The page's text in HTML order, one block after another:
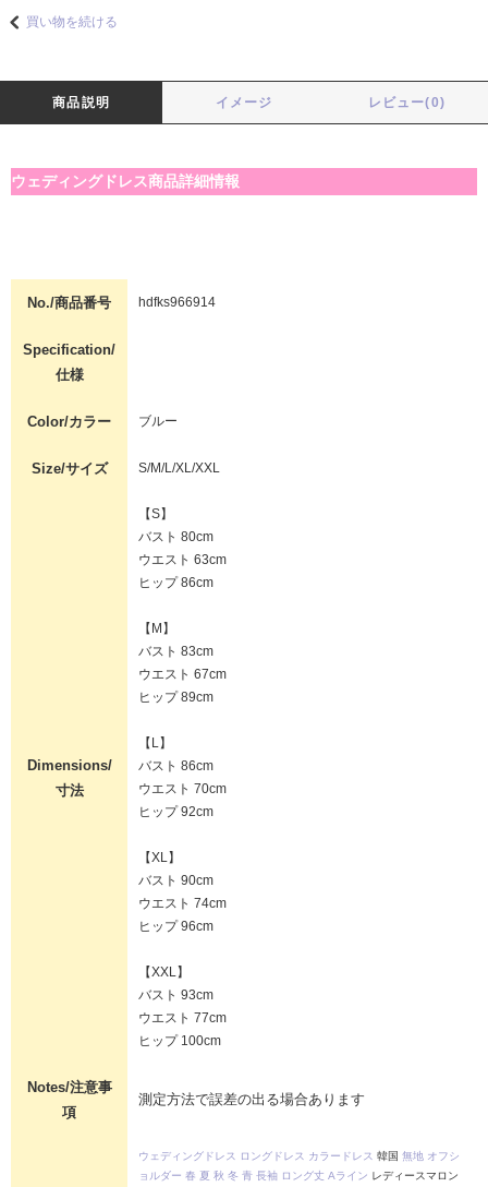
買い物を続ける
商品説明 イメージ レビュー(0)
ウェディングドレス商品詳細情報
No./商品番号 hdfks966914
Specification/
仕様
Color/カラー ブルー
Size/サイズ S/M/L/XL/XXL
Dimensions/
寸法
【S】
バスト 80cm
ウエスト 63cm
ヒップ 86cm
【M】
バスト 83cm
ウエスト 67cm
ヒップ 89cm
【L】
バスト 86cm
ウエスト 70cm
ヒップ 92cm
【XL】
バスト 90cm
ウエスト 74cm
ヒップ 96cm
【XXL】
バスト 93cm
ウエスト 77cm
ヒップ 100cm
Notes/注意事
項
測定方法で誤差の出る場合あります
ウェディングドレス ロングドレス カラードレス 韓国 無地 オフシ
ョルダー 春 夏 秋 冬 青 長袖 ロング丈 Aライン レディースマロン